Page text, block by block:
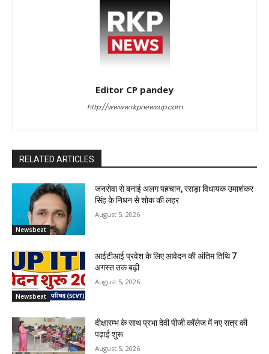
Editor CP pandey
http://wwww.rkpnewsup.com
RELATED ARTICLES
Newsbeat
जनसेवा से बनाई अलग पहचान, रसड़ा विधायक उमाशंकर
सिंह के निधन से शोक की लहर
August 5, 2026
Newsbeat
आईटीआई प्रवेश के लिए आवेदन की अंतिम तिथि 7
अगस्त तक बढ़ी
August 5, 2026
दीक्षारम्भ के साथ प्रभा देवी पीजी कॉलेज में नए सत्र की
पढ़ाई शुरू
August 5, 2026